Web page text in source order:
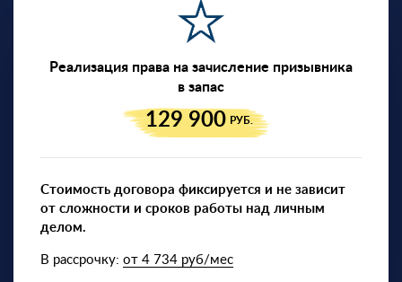
Реализация права на зачисление призывника
в запас
129 900 РУБ.
Стоимость договора фиксируется и не зависит
от сложности и сроков работы над личным
делом.
В рассрочку: от 4 734 руб/мес